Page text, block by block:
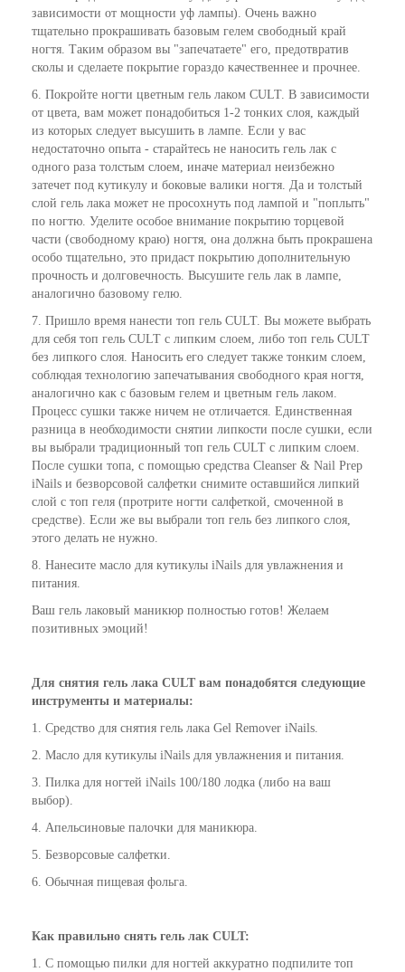
зависимости от мощности уф лампы). Очень важно
тщательно прокрашивать базовым гелем свободный край
ногтя. Таким образом вы "запечатаете" его, предотвратив
сколы и сделаете покрытие гораздо качественнее и прочнее.
6. Покройте ногти цветным гель лаком CULT. В зависимости
от цвета, вам может понадобиться 1-2 тонких слоя, каждый
из которых следует высушить в лампе. Если у вас
недостаточно опыта - старайтесь не наносить гель лак с
одного раза толстым слоем, иначе материал неизбежно
затечет под кутикулу и боковые валики ногтя. Да и толстый
слой гель лака может не просохнуть под лампой и "поплыть"
по ногтю. Уделите особое внимание покрытию торцевой
части (свободному краю) ногтя, она должна быть прокрашена
особо тщательно, это придаст покрытию дополнительную
прочность и долговечность. Высушите гель лак в лампе,
аналогично базовому гелю.
7. Пришло время нанести топ гель CULT. Вы можете выбрать
для себя топ гель CULT с липким слоем, либо топ гель CULT
без липкого слоя. Наносить его следует также тонким слоем,
соблюдая технологию запечатывания свободного края ногтя,
аналогично как с базовым гелем и цветным гель лаком.
Процесс сушки также ничем не отличается. Единственная
разница в необходимости снятии липкости после сушки, если
вы выбрали традиционный топ гель CULT с липким слоем.
После сушки топа, с помощью средства Cleanser & Nail Prep
iNails и безворсовой салфетки снимите оставшийся липкий
слой с топ геля (протрите ногти салфеткой, смоченной в
средстве). Если же вы выбрали топ гель без липкого слоя,
этого делать не нужно.
8. Нанесите масло для кутикулы iNails для увлажнения и
питания.
Ваш гель лаковый маникюр полностью готов! Желаем
позитивных эмоций!
Для снятия гель лака CULT вам понадобятся следующие
инструменты и материалы:
1. Средство для снятия гель лака Gel Remover iNails.
2. Масло для кутикулы iNails для увлажнения и питания.
3. Пилка для ногтей iNails 100/180 лодка (либо на ваш
выбор).
4. Апельсиновые палочки для маникюра.
5. Безворсовые салфетки.
6. Обычная пищевая фольга.
Как правильно снять гель лак CULT:
1. С помощью пилки для ногтей аккуратно подпилите топ